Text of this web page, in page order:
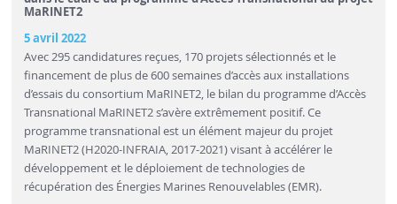
MaRINET2
5 avril 2022
Avec 295 candidatures reçues, 170 projets sélectionnés et le
financement de plus de 600 semaines d’accès aux installations
d’essais du consortium MaRINET2, le bilan du programme d’Accès
Transnational MaRINET2 s’avère extrêmement positif. Ce
programme transnational est un élément majeur du projet
MaRINET2 (H2020-INFRAIA, 2017-2021) visant à accélérer le
développement et le déploiement de technologies de
récupération des Énergies Marines Renouvelables (EMR).